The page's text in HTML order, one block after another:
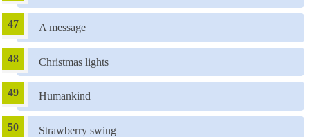
A message
Christmas lights
Humankind
Strawberry swing